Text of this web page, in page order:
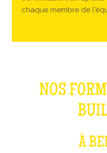
chaque membre de
NOS
À